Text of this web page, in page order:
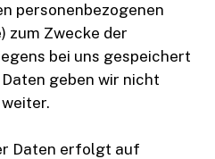
personenbezogenen
zum Zwecke der
bei uns gespeichert
geben wir nicht
Daten erfolgt auf